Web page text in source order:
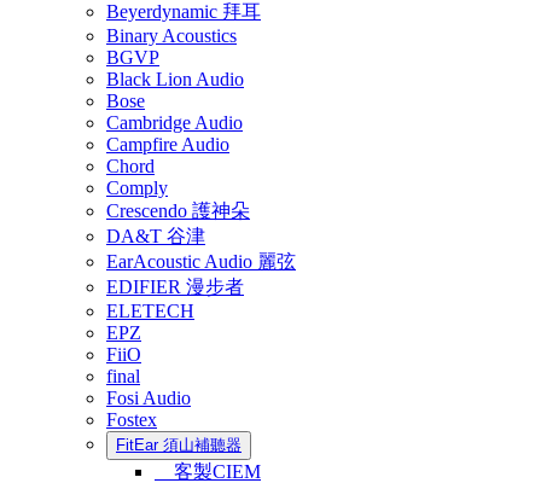
Beyerdynamic 拜耳
Binary Acoustics
BGVP
Black Lion Audio
Bose
Cambridge Audio
Campfire Audio
Chord
Comply
Crescendo 護神朵
DA&T 谷津
EarAcoustic Audio 麗弦
EDIFIER 漫步者
ELETECH
EPZ
FiiO
final
Fosi Audio
Fostex
FitEar 須山補聽器
客製CIEM